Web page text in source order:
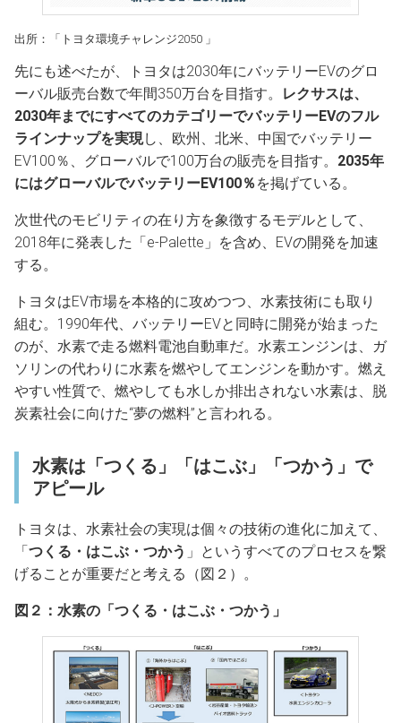
出所：「トヨタ環境チャレンジ2050 」
先にも述べたが、トヨタは2030年にバッテリーEVのグロ
ーバル販売台数で年間350万台を目指す。
レクサスは、
2030年までにすべてのカテゴリーでバッテリーEVのフル
ラインナップを実現し、欧州、北米、中国でバッテリー
EV100％、グローバルで100万台の販売を目指す。 2035年
にはグローバルでバッテリーEV100％ を掲げている。
次世代のモビリティの在り方を象徴するモデルとして、
2018年に発表した「e-Palette」を含め、EVの開発を加速
する。
トヨタはEV市場を本格的に攻めつつ、水素技術にも取り
組む。1990年代、バッテリーEVと同時に開発が始まった
のが、水素で走る燃料電池自動車だ。水素エンジンは、ガ
ソリンの代わりに水素を燃やしてエンジンを動かす。燃え
やすい性質で、燃やしても水しか排出されない水素は、脱
炭素社会に向けた“夢の燃料”と言われる。
水素は「つくる」「はこぶ」「つかう」で
アピール
トヨタは、水素社会の実現は個々の技術の進化に加えて、
「つくる・はこぶ・つかう 」というすべてのプロセスを繋
げることが重要だと考える（図２）。
図２：水素の「つくる・はこぶ・つかう」